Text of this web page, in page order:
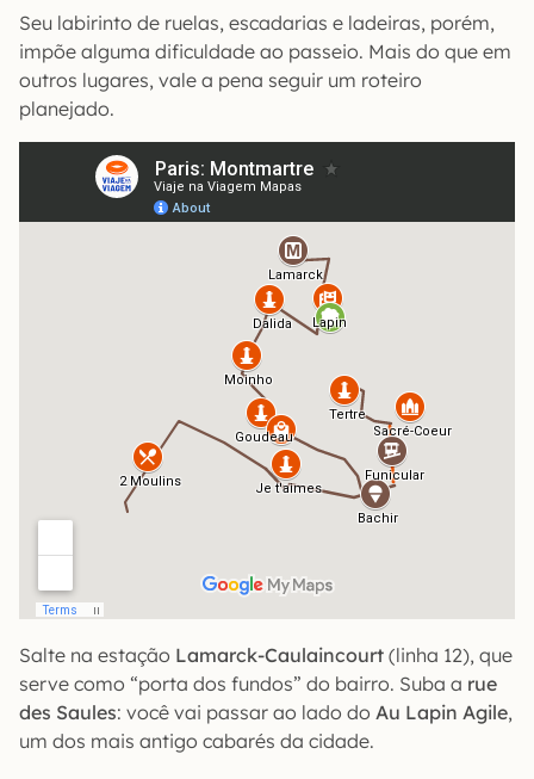
Seu labirinto de ruelas, escadarias e ladeiras, porém,
impõe alguma dificuldade ao passeio. Mais do que em
outros lugares, vale a pena seguir um roteiro
planejado.
Salte na estação Lamarck-Caulaincourt (linha 12), que
serve como “porta dos fundos” do bairro. Suba a rue
des Saules: você vai passar ao lado do Au Lapin Agile,
um dos mais antigo cabarés da cidade.